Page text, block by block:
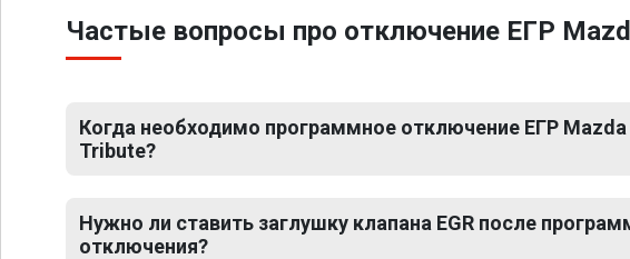
Частые вопросы про отключение ЕГР
Когда необходимо программное отключение ЕГР Mazda
Tribute?
Нужно ли ставить заглушку клапана EGR после
отключения?